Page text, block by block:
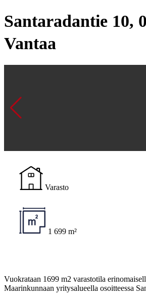
Santaradantie 10,
Vantaa
Varasto
1 699 m²
Vuokrataan 1699 m2 varastotila
Maarinkunnaan yritysalueella osoitteessa